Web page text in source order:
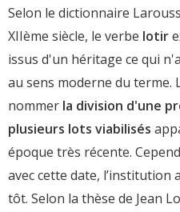
Selon le dictionnaire
XIIème siècle, le verbe lotir
issus d'un héritage ce qui
au sens moderne du
nommer la division d'une
plusieurs lots viabilisés
époque très récente.
avec cette date, l’institution
tôt. Selon la thèse de Jean